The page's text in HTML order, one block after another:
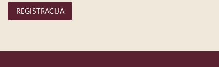
REGISTRACIJA